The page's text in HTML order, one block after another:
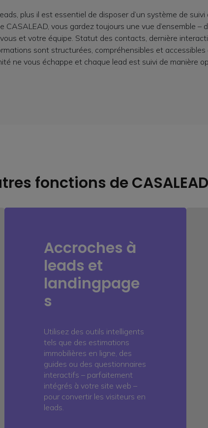
plus il est essentiel de disposer d’un système de suivi
CASALEAD, vous gardez toujours une vue d’ensemble –
et votre équipe. Statut des contacts, dernière
sont structurées, compréhensibles et
ne vous échappe et chaque lead est suivi de manière
fonctions de CASALEAD
Accroches à
leads et
landingpage
s
Utilisez des outils intelligents
tels que des estimations
immobilières en ligne, des
guides ou des questionnaires
interactifs – parfaitement
intégrés à votre site web –
pour convertir les visiteurs en
leads.